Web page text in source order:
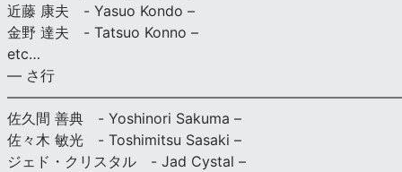
近藤 康夫 - Yasuo Kondo –
金野 達夫 - Tatsuo Konno –
etc…
— さ行
佐久間 善典 - Yoshinori Sakuma –
佐々木 敏光 - Toshimitsu Sasaki –
ジェド・クリスタル - Jad Cystal –